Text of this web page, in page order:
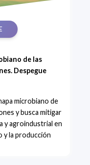
de las
Despegue
microbiano de
y busca mitigar
y agroindustrial en
y la producción